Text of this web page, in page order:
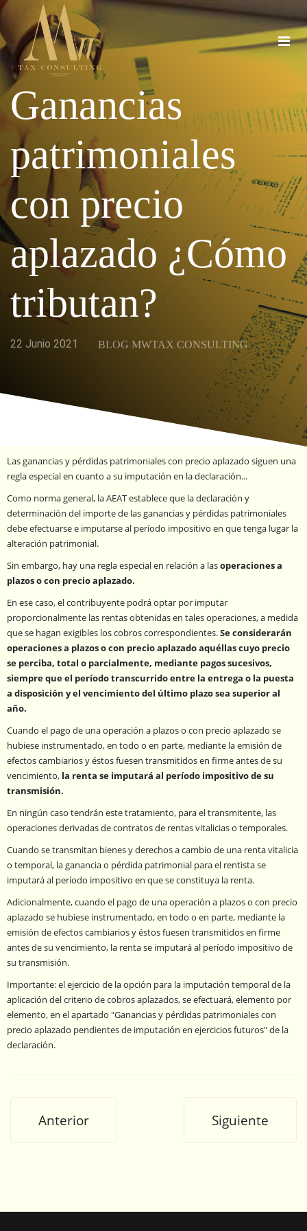
Ganancias
patrimoniales
con precio
aplazado ¿Cómo
tributan?
22 Junio 2021 BLOG MWTAX CONSULTING
Las ganancias y pérdidas patrimoniales con precio aplazado siguen una
regla especial en cuanto a su imputación en la declaración...
Como norma general, la AEAT establece que la declaración y
determinación del importe de las ganancias y pérdidas patrimoniales
debe efectuarse e imputarse al período impositivo en que tenga lugar la
alteración patrimonial.
Sin embargo, hay una regla especial en relación a lasoperaciones a
plazos o con precio aplazado.
En ese caso, el contribuyente podrá optar por imputar
proporcionalmente las rentas obtenidas en tales operaciones, a medida
que se hagan exigibles los cobros correspondientes.Se considerarán
operaciones a plazos o con precio aplazado aquéllas cuyo precio
se perciba, total o parcialmente, mediante pagos sucesivos,
siempre que el período transcurrido entre la entrega o la puesta
a disposición y el vencimiento del último plazo sea superior al
año.
Cuando el pago de una operación a plazos o con precio aplazado se
hubiese instrumentado, en todo o en parte, mediante la emisión de
efectos cambiarios y éstos fuesen transmitidos en firme antes de su
vencimiento, la renta se imputará al período impositivo de su
transmisión.
En ningún caso tendrán este tratamiento, para el transmitente, las
operaciones derivadas de contratos de rentas vitalicias o temporales.
Cuando se transmitan bienes y derechos a cambio de una renta vitalicia
o temporal, la ganancia o pérdida patrimonial para el rentista se
imputará al período impositivo en que se constituya la renta.
Adicionalmente, cuando el pago de una operación a plazos o con precio
aplazado se hubiese instrumentado, en todo o en parte, mediante la
emisión de efectos cambiarios y éstos fuesen transmitidos en firme
antes de su vencimiento, la renta se imputará al período impositivo de
su transmisión.
Importante: el ejercicio de la opción para la imputación temporal de la
aplicación del criterio de cobros aplazados, se efectuará, elemento por
elemento, en el apartado "Ganancias y pérdidas patrimoniales con
precio aplazado pendientes de imputación en ejercicios futuros" de la
declaración.
Anterior Siguiente